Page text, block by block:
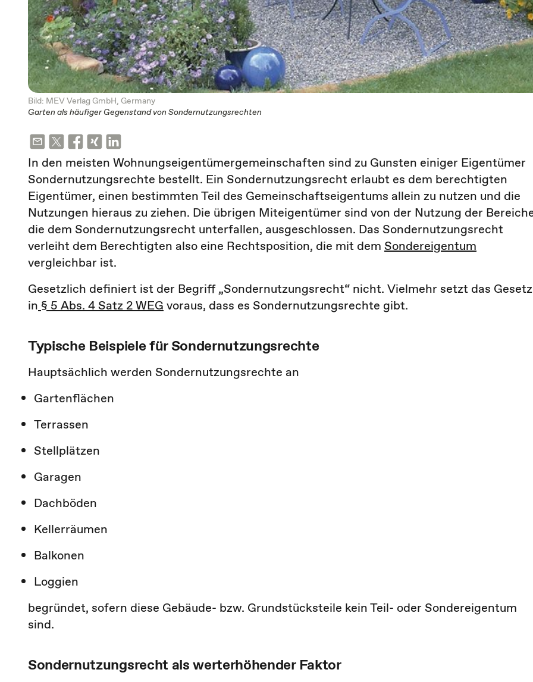
Bild: MEV Verlag GmbH, Germany
Garten als häufiger Gegenstand von Sondernutzungsrechten
In den meisten Wohnungseigentümergemeinschaften sind zu Gunsten einiger Eigentümer
Sondernutzungsrechte bestellt. Ein Sondernutzungsrecht erlaubt es dem berechtigten
Eigentümer, einen bestimmten Teil des Gemeinschaftseigentums allein zu nutzen und die
Nutzungen hieraus zu ziehen. Die übrigen Miteigentümer sind von der Nutzung der
die dem Sondernutzungsrecht unterfallen, ausgeschlossen. Das Sondernutzungsrecht
verleiht dem Berechtigten also eine Rechtsposition, die mit dem Sondereigentum
vergleichbar ist.
Gesetzlich definiert ist der Begriff „Sondernutzungsrecht“ nicht. Vielmehr setzt das Gesetz
in § 5 Abs. 4 Satz 2 WEG voraus, dass es Sondernutzungsrechte gibt.
Typische Beispiele für Sondernutzungsrechte
Hauptsächlich werden Sondernutzungsrechte an
Gartenflächen
Terrassen
Stellplätzen
Garagen
Dachböden
Kellerräumen
Balkonen
Loggien
begründet, sofern diese Gebäude- bzw. Grundstücksteile kein Teil- oder Sondereigentum
sind.
Sondernutzungsrecht als werterhöhender Faktor